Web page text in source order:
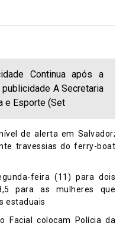
Continua após a
A Secretaria
e Esporte (Set
de alerta em Salvador;
travessias do ferry-boat
feira (11) para dois
para as mulheres que
estaduais
Facial colocam Polícia da